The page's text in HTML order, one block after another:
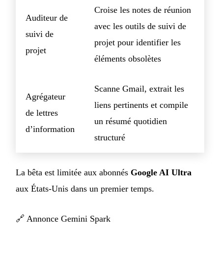
Auditeur de
suivi de
projet
Croise les notes de réunion
avec les outils de suivi de
projet pour identifier les
éléments obsolètes
Agrégateur
de lettres
d’information
Scanne Gmail, extrait les
liens pertinents et compile
un résumé quotidien
structuré
La bêta est limitée aux abonnés Google AI Ultra
aux États-Unis dans un premier temps.
🔗 Annonce Gemini Spark